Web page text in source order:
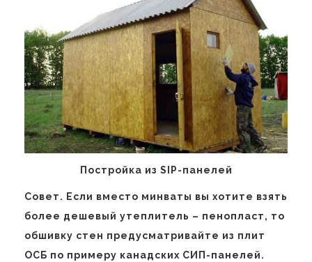
Постройка из SIP-панелей
Совет. Если вместо минваты вы хотите взять
более дешевый утеплитель – пенопласт, то
обшивку стен предусматривайте из плит
ОСБ по примеру канадских СИП-панелей.